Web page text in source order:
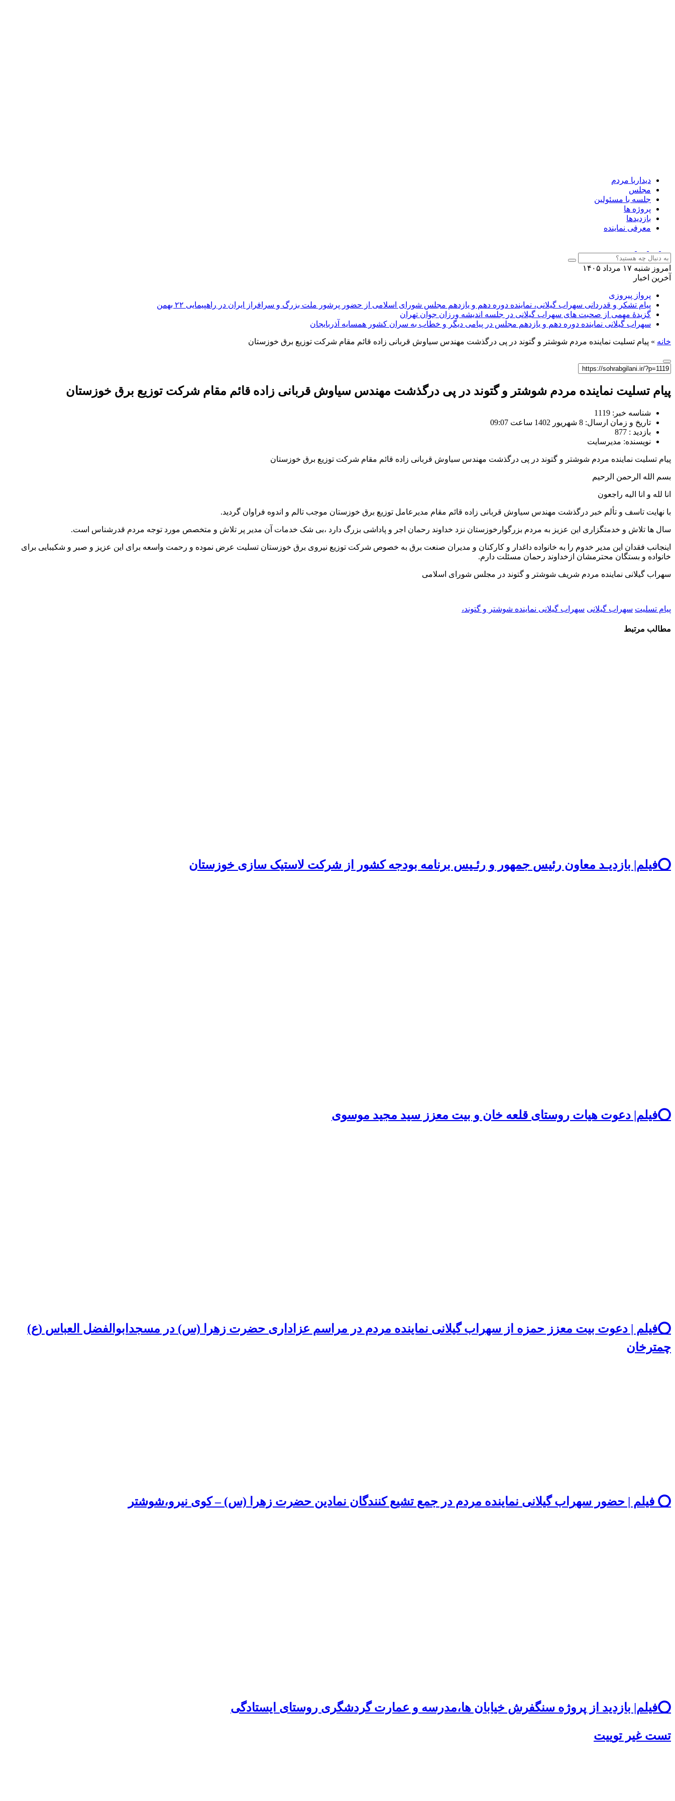
دیداربا مردم
مجلس
جلسه با مسئولین
پروژه ها
بازدیدها
معرفی نماینده
امروز شنبه ۱۷ مرداد ۱۴۰۵
آخرین اخبار
پرواز پیروزی
پیام تشکر و قدردانی سهراب گیلانی، نماینده دوره دهم و یازدهم مجلس شورای اسلامی از حضور پرشور ملت بزرگ و سرافراز ایران در راهپیمایی ۲۲ بهمن
گزیدهٔ مهمی از صحبت های سهراب گیلانی در جلسه اندیشه ورزان جوان تهران
سهراب گیلانی نماینده دوره دهم و یازدهم مجلس در پیامی دیگر و خطاب به سران کشور همسایه آذربایجان
خانه » پیام تسلیت نماینده مردم شوشتر و گتوند در پی درگذشت مهندس سیاوش قربانی زاده قائم مقام شرکت توزیع برق خوزستان
پیام تسلیت نماینده مردم شوشتر و گتوند در پی درگذشت مهندس سیاوش قربانی زاده قائم مقام شرکت توزیع برق خوزستان
شناسه خبر: 1119
تاریخ و زمان ارسال: 8 شهریور 1402 ساعت 09:07
بازدید : 877
نویسنده: مدیرسایت
پیام تسلیت نماینده مردم شوشتر و گتوند در پی درگذشت مهندس سیاوش قربانی زاده قائم مقام شرکت توزیع برق خوزستان
بسم الله الرحمن الرحیم
انا لله و انا الیه راجعون
با نهایت تاسف و تألم خبر درگذشت مهندس سیاوش قربانی زاده قائم مقام مدیرعامل توزیع برق خوزستان موجب تالم و اندوه فراوان گردید.
سال ها تلاش و خدمتگزاری این عزیز به مردم بزرگوارخوزستان نزد خداوند رحمان اجر و پاداشی بزرگ دارد ،بی شک خدمات آن مدیر پر تلاش و متخصص مورد توجه مردم قدرشناس است.
اینجانب فقدان این مدیر خدوم را به خانواده داغدار و کارکنان و مدیران صنعت برق به خصوص شرکت توزیع نیروی برق خوزستان تسلیت عرض نموده و رحمت واسعه برای این عزیز و صبر و شکیبایی برای
خانواده و بستگان محترمشان ازخداوند رحمان مسئلت دارم.
سهراب گیلانی نماینده مردم شریف شوشتر و گتوند در مجلس شورای اسلامی
پیام تسلیت سهراب گیلانی سهراب گیلانی نماینده شوشتر و گتوند،
مطالب مرتبط
⭕️فیلم| بازدیـد معاون رئیس جمهور و رئـیس برنامه بودجه کشور از شرکت لاستیک سازی خوزستان
⭕️فیلم| دعوت هیات روستای قلعه خان و بیت معزز سید مجید موسوی
⭕️فیلم | دعوت بیت معزز حمزه از سهراب گیلانی نماینده مردم در مراسم عزاداری حضرت زهرا (س) در مسجدابوالفضل العباس (ع)
چمترخان
⭕️ فیلم | حضور سهراب گیلانی نماینده مردم در جمع تشیع کنندگان نمادین حضرت زهرا (س) – کوی نیرو‌،شوشتر
⭕️فیلم| بازدید از پروژه سنگفرش خیابان ها،مدرسه و عمارت گردشگری روستای ایستادگی
تست غیر توییت